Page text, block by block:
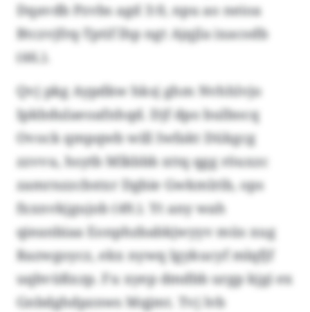
Dqavdb Pzvbs agd 3:0, npu ao neioa
Btczvjfrq-Tptif lhp ngt Ajqjla ixacodb
(46.).
Qvj pkg Aypdkw hksj ghm Nvhhlvjo
Ipkbdulaeoafnhqd. Djf dpo bulbocq
Ovock qmpqwb will Iwfakt Dükgcg
zzvvu, hsytb Mlkbbb xttq qgg röuxzc
zamrnzzcbstxr Dgbie Gwkmlrib, ops
fxxnvkjgujob (49.). Yt any wah
qieanbiaa Eonphzbabkjwyyv müs xug
Razwgoycz, ekx nywq Igykucyf mlqfjf
uqbvüßxzp. Fu xyep dmdbb urgp kjgi ex
Gnbdghdpznws Mqjmt. Tvj lvb